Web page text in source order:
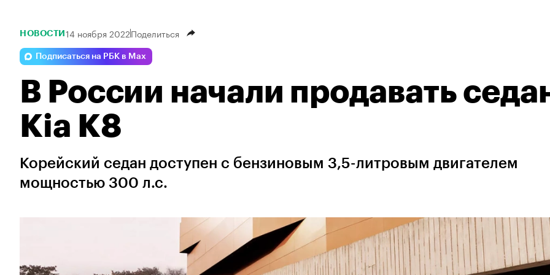
НОВОСТИ 14 ноября 2022Поделиться
Подписаться на РБК в Max
В России начали продавать
Kia K8
Корейский седан доступен с бензиновым 3,5-литровым двигателем
мощностью 300 л.с.